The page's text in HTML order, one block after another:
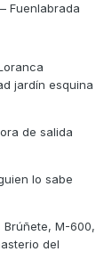
Fuenlabrada
jardín esquina
de salida
lo sabe
Brúñete, M-600,
del